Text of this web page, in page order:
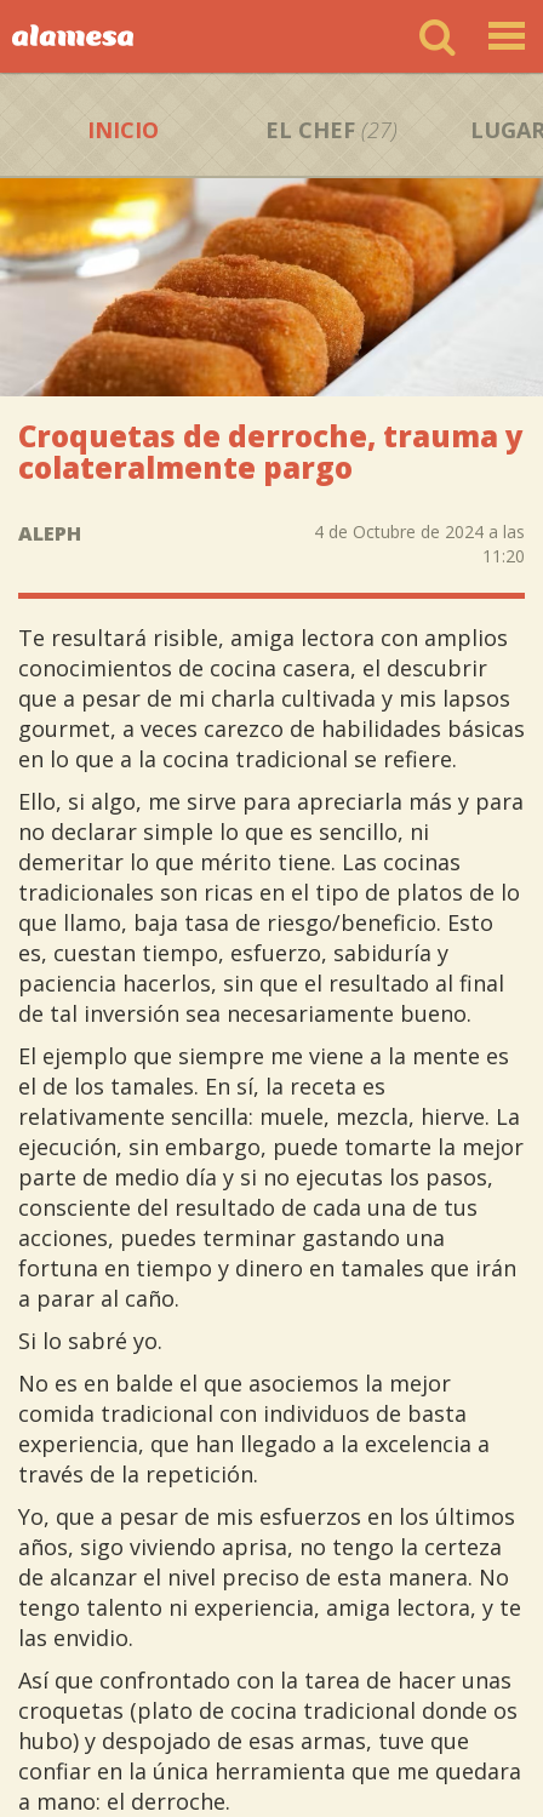
INICIO EL CHEF (27)
Croquetas de derroche, trauma y
colateralmente pargo
ALEPH
4 de Octubre de 2024 a las
11:20
Te resultará risible, amiga lectora con amplios
conocimientos de cocina casera, el descubrir
que a pesar de mi charla cultivada y mis lapsos
gourmet, a veces carezco de habilidades básicas
en lo que a la cocina tradicional se refiere.
Ello, si algo, me sirve para apreciarla más y para
no declarar simple lo que es sencillo, ni
demeritar lo que mérito tiene. Las cocinas
tradicionales son ricas en el tipo de platos de lo
que llamo, baja tasa de riesgo/beneficio. Esto
es, cuestan tiempo, esfuerzo, sabiduría y
paciencia hacerlos, sin que el resultado al final
de tal inversión sea necesariamente bueno.
El ejemplo que siempre me viene a la mente es
el de los tamales. En sí, la receta es
relativamente sencilla: muele, mezcla, hierve. La
ejecución, sin embargo, puede tomarte la mejor
parte de medio día y si no ejecutas los pasos,
consciente del resultado de cada una de tus
acciones, puedes terminar gastando una
fortuna en tiempo y dinero en tamales que irán
a parar al caño.
Si lo sabré yo.
No es en balde el que asociemos la mejor
comida tradicional con individuos de basta
experiencia, que han llegado a la excelencia a
través de la repetición.
Yo, que a pesar de mis esfuerzos en los últimos
años, sigo viviendo aprisa, no tengo la certeza
de alcanzar el nivel preciso de esta manera. No
tengo talento ni experiencia, amiga lectora, y te
las envidio.
Así que confrontado con la tarea de hacer unas
croquetas (plato de cocina tradicional donde os
hubo) y despojado de esas armas, tuve que
confiar en la única herramienta que me quedara
a mano: el derroche.